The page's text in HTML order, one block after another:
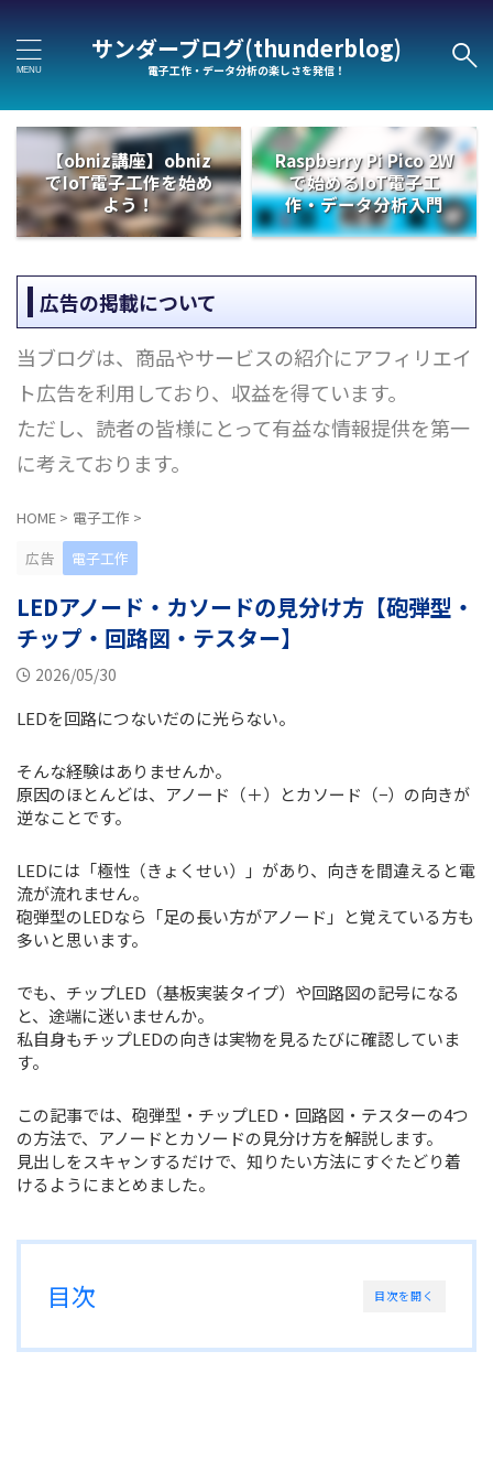
サンダーブログ(thunderblog)
電子工作・データ分析の楽しさを発信！
【obniz講座】obniz
でIoT電子工作を始め
よう！
Raspberry Pi Pico 2W
で始めるIoT電子工
作・データ分析入門
広告の掲載について
当ブログは、商品やサービスの紹介にアフィリエイ
ト広告を利用しており、収益を得ています。
ただし、読者の皆様にとって有益な情報提供を第一
に考えております。
HOME > 電子工作 >
広告
電子工作
LEDアノード・カソードの見分け方【砲弾型・
チップ・回路図・テスター】
2026/05/30
LEDを回路につないだのに光らない。
そんな経験はありませんか。
原因のほとんどは、アノード（＋）とカソード（−）の向きが
逆なことです。
LEDには「極性（きょくせい）」があり、向きを間違えると電
流が流れません。
砲弾型のLEDなら「足の長い方がアノード」と覚えている方も
多いと思います。
でも、チップLED（基板実装タイプ）や回路図の記号になる
と、途端に迷いませんか。
私自身もチップLEDの向きは実物を見るたびに確認していま
す。
この記事では、砲弾型・チップLED・回路図・テスターの4つ
の方法で、アノードとカソードの見分け方を解説します。
見出しをスキャンするだけで、知りたい方法にすぐたどり着
けるようにまとめました。
目次を開く
目次